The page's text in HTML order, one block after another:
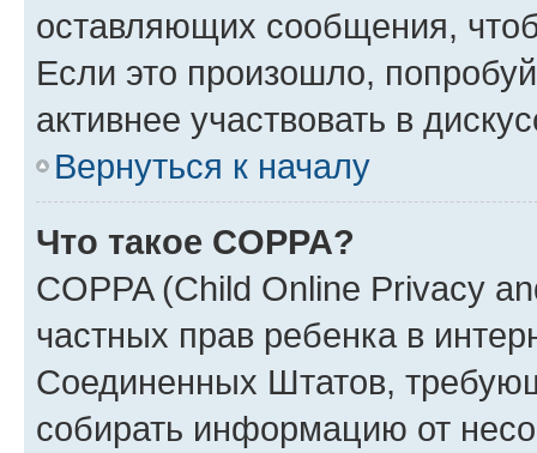
оставляющих сообщения,
Если это произошло,
активнее участвовать в
Вернуться к началу
Что такое COPPA?
COPPA (Child Online Privacy
частных прав ребенка в
Соединенных Штатов,
собирать информацию от